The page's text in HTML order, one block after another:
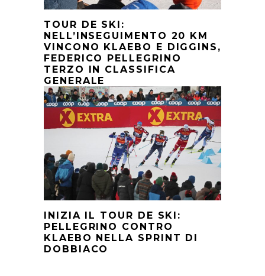
TOUR DE SKI:
NELL’INSEGUIMENTO 20 KM
VINCONO KLAEBO E DIGGINS,
FEDERICO PELLEGRINO
TERZO IN CLASSIFICA
GENERALE
INIZIA IL TOUR DE SKI:
PELLEGRINO CONTRO
KLAEBO NELLA SPRINT DI
DOBBIACO